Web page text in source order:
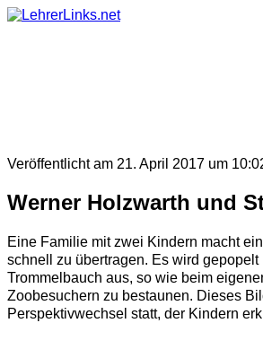
Skip
Veröffentlicht am 21. April 2017 um
Werner Holzwarth und
Eine Familie mit zwei Kindern macht
schnell zu übertragen. Es wird
Trommelbauch aus, so wie beim
Zoobesuchern zu bestaunen. Dieses
Perspektivwechsel statt, der Kindern